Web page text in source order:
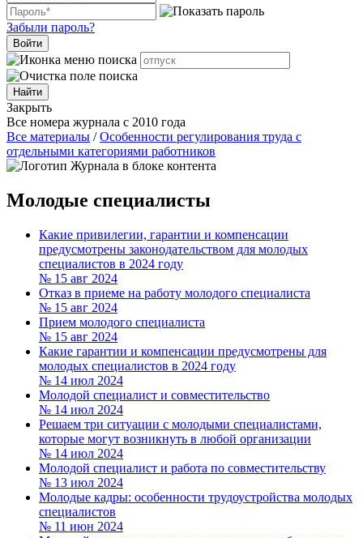
Забыли пароль?
Войти
Закрыть
Все номера журнала с 2010 года
Все материалы /Особенности регулирования труда с
отдельными категориями работников
Молодые специалисты
Какие привилегии, гарантии и компенсации
предусмотрены законодательством для молодых
специалистов в 2024 году
№ 15 авг 2024
Отказ в приеме на работу молодого специалиста
№ 15 авг 2024
Прием молодого специалиста
№ 15 авг 2024
Какие гарантии и компенсации предусмотрены для
молодых специалистов в 2024 году
№ 14 июл 2024
Молодой специалист и совместительство
№ 14 июл 2024
Решаем три ситуации с молодыми специалистами,
которые могут возникнуть в любой организации
№ 14 июл 2024
Молодой специалист и работа по совместительству
№ 13 июл 2024
Молодые кадры: особенности трудоустройства молодых
специалистов
№ 11 июн 2024